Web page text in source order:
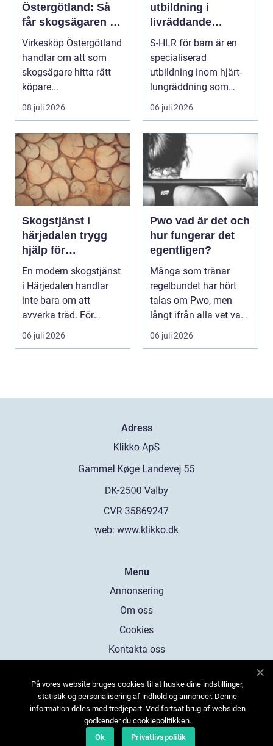
Östergötland: Så
får skogsägaren ut
mer av sin skog
Virkesköp Östergötland
handlar om att som
skogsägare hitta rätt
köpare...
08 juli 2026
utbildning i
livräddande
insatser för
sjukvårdspersonal
S-HLR för barn är en
specialiserad
utbildning inom hjärt-
lungräddning som
riktar...
06 juli 2026
Skogstjänst i
härjedalen trygg
hjälp för
skogsägare året
runt
En modern skogstjänst
i Härjedalen handlar
inte bara om att
avverka träd. För
många skogsägare är
ut...
06 juli 2026
Pwo vad är det och
hur fungerar det
egentligen?
Många som tränar
regelbundet har hört
talas om Pwo, men
långt ifrån alla vet vad
som faktiskt gömmer...
06 juli 2026
Adress
web: www.klikko.dk
Menu
Annonsering
Om oss
Cookies
Kontakta oss
På vores website bruges cookies til at huske dine indstillinger,
statistik og personalisering af indhold og annoncer. Denne
information deles med tredjepart. Ved fortsat brug af websiden
godkender du cookiepolitikken.
Ok
Privatlivspolitik